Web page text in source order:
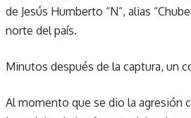
de Jesús Humberto “N”, alias
norte del país.
Minutos después de la captura, un
Al momento que se dio la agresión